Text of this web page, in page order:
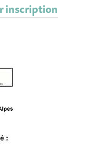
inscription